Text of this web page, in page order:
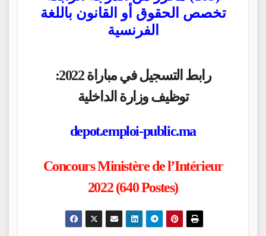
تخصص الحقوق أو القانون باللغة
الفرنسية
:2022 رابط التسجيل في مباراة
توظيف وزارة الداخلية
depot.emploi-public.ma
Concours Ministère de l’Intérieur
2022 (640 Postes)